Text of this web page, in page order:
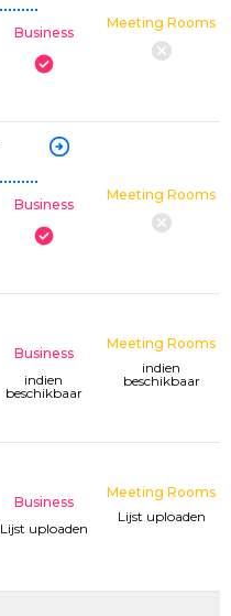
Business
Meeting Rooms
Business
Meeting Rooms
Business
indien
beschikbaar
Meeting Rooms
indien
beschikbaar
Business
Lijst uploaden
Meeting Rooms
Lijst uploaden